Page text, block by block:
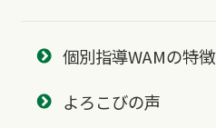
個別指導WAMの特徴
よろこびの声